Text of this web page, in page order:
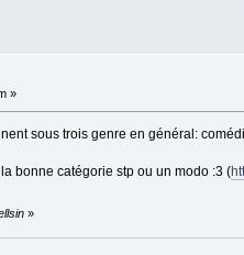
»
sous trois genre en général:
bonne catégorie stp ou un modo :3 (
»